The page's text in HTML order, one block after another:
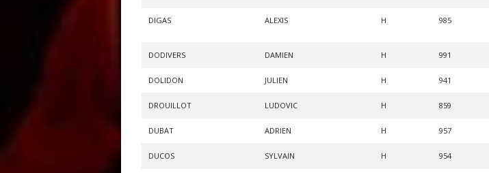
DIGAS ALEXIS H 985
DODIVERS DAMIEN H 991
DOLIDON JULIEN H 941
DROUILLOT LUDOVIC H 859
DUBAT ADRIEN H 957
DUCOS SYLVAIN H 954